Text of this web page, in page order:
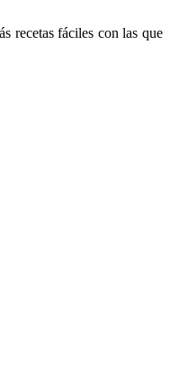
recetas fáciles con las que